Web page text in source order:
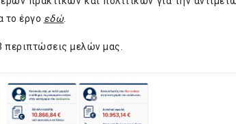
το έργο εδώ
περιπτώσεις μελών μας.